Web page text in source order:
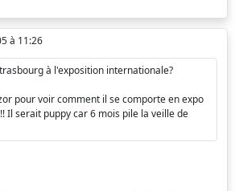
à 11:26
à l'exposition internationale?
pour voir comment il se comporte en expo
Il serait puppy car 6 mois pile la veille de